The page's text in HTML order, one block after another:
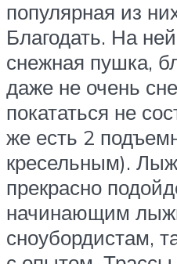
популярная из
Благодать. На
снежная пушка,
даже не очень
покататься не
же есть 2
кресельным).
прекрасно
начинающим
сноубордистам,